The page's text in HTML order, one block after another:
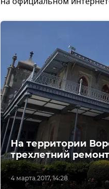
4 марта 2017, 14:28
На территории
трехлетний